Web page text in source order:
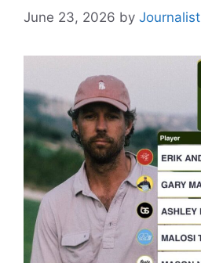
June 23, 2026 by Journalist